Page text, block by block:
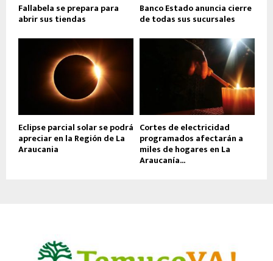
Fallabela se prepara para
abrir sus tiendas
Banco Estado anuncia cierre
de todas sus sucursales
Eclipse parcial solar se podrá
apreciar en la Región de La
Araucania
Cortes de electricidad
programados afectarán a
miles de hogares en La
Araucanía...